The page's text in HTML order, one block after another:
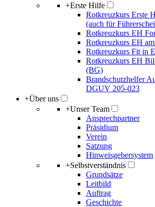
+Erste Hilfe
Rotkreuzkurs Erste
(auch für
Rotkreuzkurs EH
Rotkreuzkurs EH
Rotkreuzkurs Fit in
Rotkreuzkurs EH
(BG)
Brandschutzhelfer
DGUV 205-023
+Über uns
+Unser Team
Ansprechpartner
Präsidium
Verein
Satzung
Hinweisgebersystem
+Selbstverständnis
Grundsätze
Leitbild
Auftrag
Geschichte